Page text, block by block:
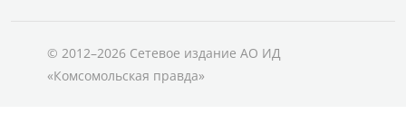
© 2012–2026 Сетевое издание АО ИД
«Комсомольская правда»